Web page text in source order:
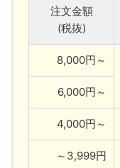
注文金額
(税抜)
8,000円～
6,000円～
4,000円～
～3,999円